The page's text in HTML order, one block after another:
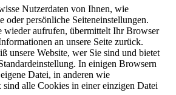
Nutzerdaten von Ihnen, wie
oder persönliche Seiteneinstellungen.
wieder aufrufen, übermittelt Ihr Browser
an unsere Seite zurück.
unsere Website, wer Sie sind und bietet
In einigen Browsern
Datei, in anderen wie
alle Cookies in einer einzigen Datei